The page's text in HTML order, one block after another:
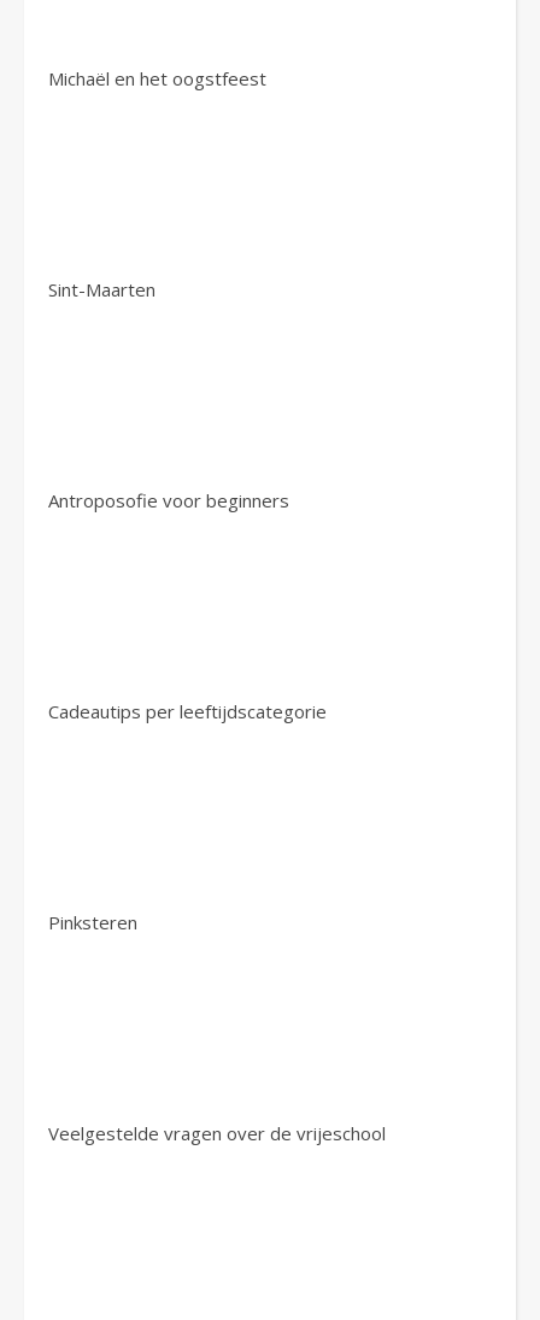
Michaël en het oogstfeest
Sint-Maarten
Antroposofie voor beginners
Cadeautips per leeftijdscategorie
Pinksteren
Veelgestelde vragen over de vrijeschool